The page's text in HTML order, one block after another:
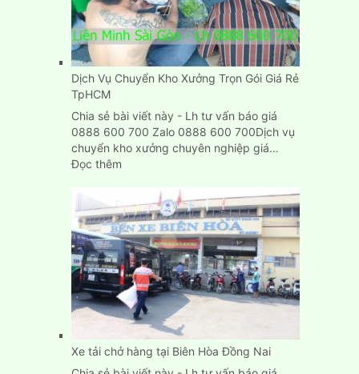
Dịch Vụ Chuyển Kho Xưởng Trọn Gói Giá Rẻ
TpHCM
Chia sẻ bài viết này - Lh tư vấn báo giá
0888 600 700 Zalo 0888 600 700Dịch vụ
chuyển kho xưởng chuyên nghiệp giá…
Đọc thêm:
Chuyển
Kho
Xưởng
Trọn
Gói
Giá
Rẻ
TpHCM
Xe tải chở hàng tại Biên Hòa Đồng Nai